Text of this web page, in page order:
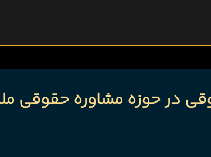
در حوزه مشاوره حقوقی